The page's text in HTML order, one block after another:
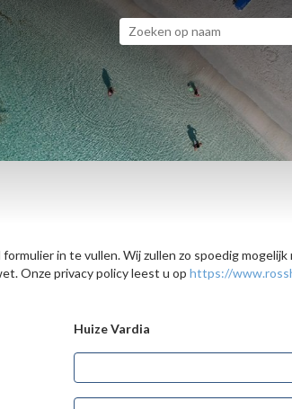
in te vullen. Wij zullen zo spoedig
Onze privacy policy leest u op https://
Huize Vardia